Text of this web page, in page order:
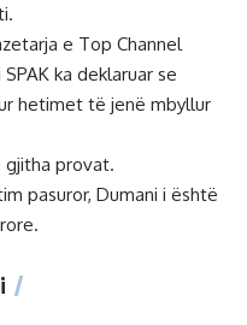
e Top Channel
ka deklaruar se
hetimet të jenë mbyllur
gjitha provat.
pasuror, Dumani i është